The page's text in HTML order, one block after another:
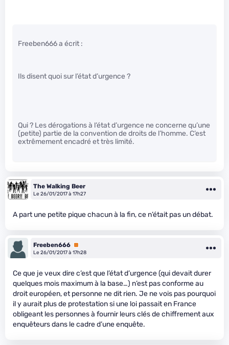
Freeben666 a écrit :
Ils disent quoi sur l’état d’urgence ?
Qui ? Les dérogations à l’état d’urgence ne concerne qu’une
(petite) partie de la convention de droits de l’homme. C’est
extrêmement encadré et très limité.
The Walking Beer
Le 26/01/2017 à 17h27
A part une petite pique chacun à la fin, ce n’était pas un débat.
Freeben666 Premium
Le 26/01/2017 à 17h28
Ce que je veux dire c’est que l’état d’urgence (qui devait durer
quelques mois maximum à la base…) n’est pas conforme au
droit européen, et personne ne dit rien. Je ne vois pas pourquoi
il y aurait plus de protestation si une loi passait en France
obligeant les personnes à fournir leurs clés de chiffrement aux
enquêteurs dans le cadre d’une enquête.